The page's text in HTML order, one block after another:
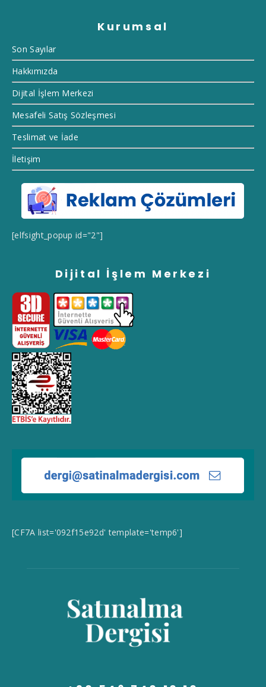
Kurumsal
Son Sayılar
Hakkımızda
Dijital İşlem Merkezi
Mesafeli Satış Sözleşmesi
Teslimat ve İade
İletişim
[elfsight_popup id="2"]
Dijital İşlem Merkezi
[CF7A list='092f15e92d' template='temp6']